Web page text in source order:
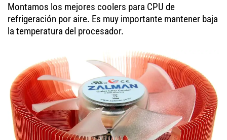
Montamos los mejores coolers para CPU de
refrigeración por aire. Es muy importante mantener baja
la temperatura del procesador.